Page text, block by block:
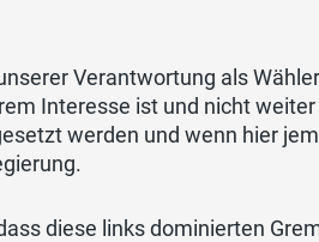
Verantwortung als
Interesse ist und nicht
werden und wenn hier
diese links dominierten